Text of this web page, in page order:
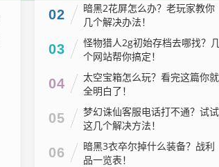
02
暗黑2花屏怎么办？老玩家教你
几个解决办法！
03
怪物猎人2g初始存档去哪找？
个网站帮你搞定！
04
太空宝箱怎么玩？看完这篇你就
全明白了！
05
梦幻诛仙客服电话打不通？试试
这几个解决方法！
06
暗黑3衣卒尔掉什么装备？战利
品一览表！